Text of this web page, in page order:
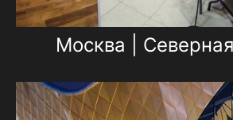
Москва |